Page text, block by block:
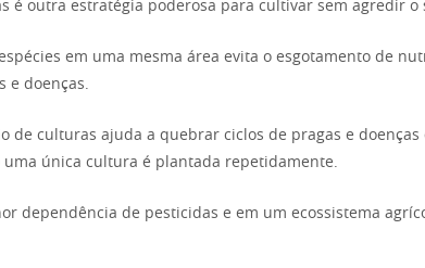
é outra estratégia poderosa para cultivar sem agredir o
em uma mesma área evita o esgotamento de
e doenças.
de culturas ajuda a quebrar ciclos de pragas e doenças
uma única cultura é plantada repetidamente.
dependência de pesticidas e em um ecossistema